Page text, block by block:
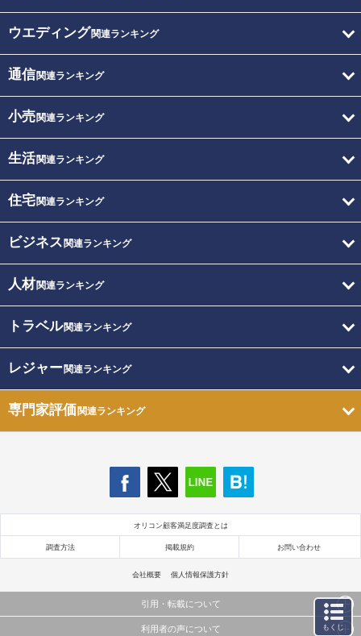
ウエディング関連ランキング
通信関連ランキング
小売関連ランキング
生活関連ランキング
住宅関連ランキング
ビジネス 関連ランキング
人材関連ランキング
トラベル関連ランキング
レジャー関連ランキング
専門家評価関連ランキング
オリコン顧客満足度調査とは
調査方法 掲載規約 お問い合わせ
会社概要 個人情報保護方針
引用・転載について
当サイトで公開されている情報（文字、写真、イラスト、画像データ等）及びこれらの配置・
利用者の声について もくじ